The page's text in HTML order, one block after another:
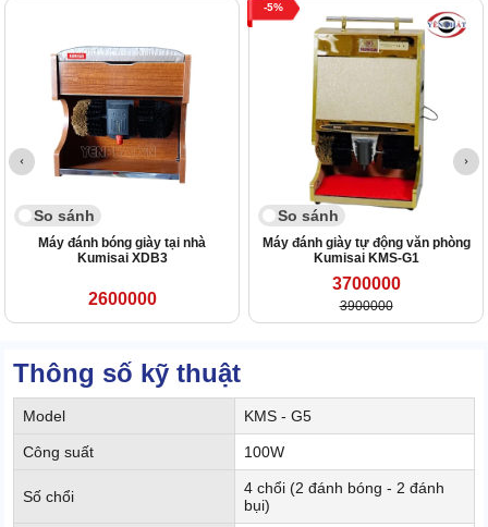
So sánh
Máy đánh bóng giày tại nhà
Kumisai XDB3
2600000
5
So sánh
Máy đánh giày tự động văn phòng
Kumisai KMS-G1
3700000
3900000
Thông số kỹ thuật
Model KMS - G5
Công suất 100W
Số chổi
4 chổi (2 đánh bóng - 2 đánh
bụi)